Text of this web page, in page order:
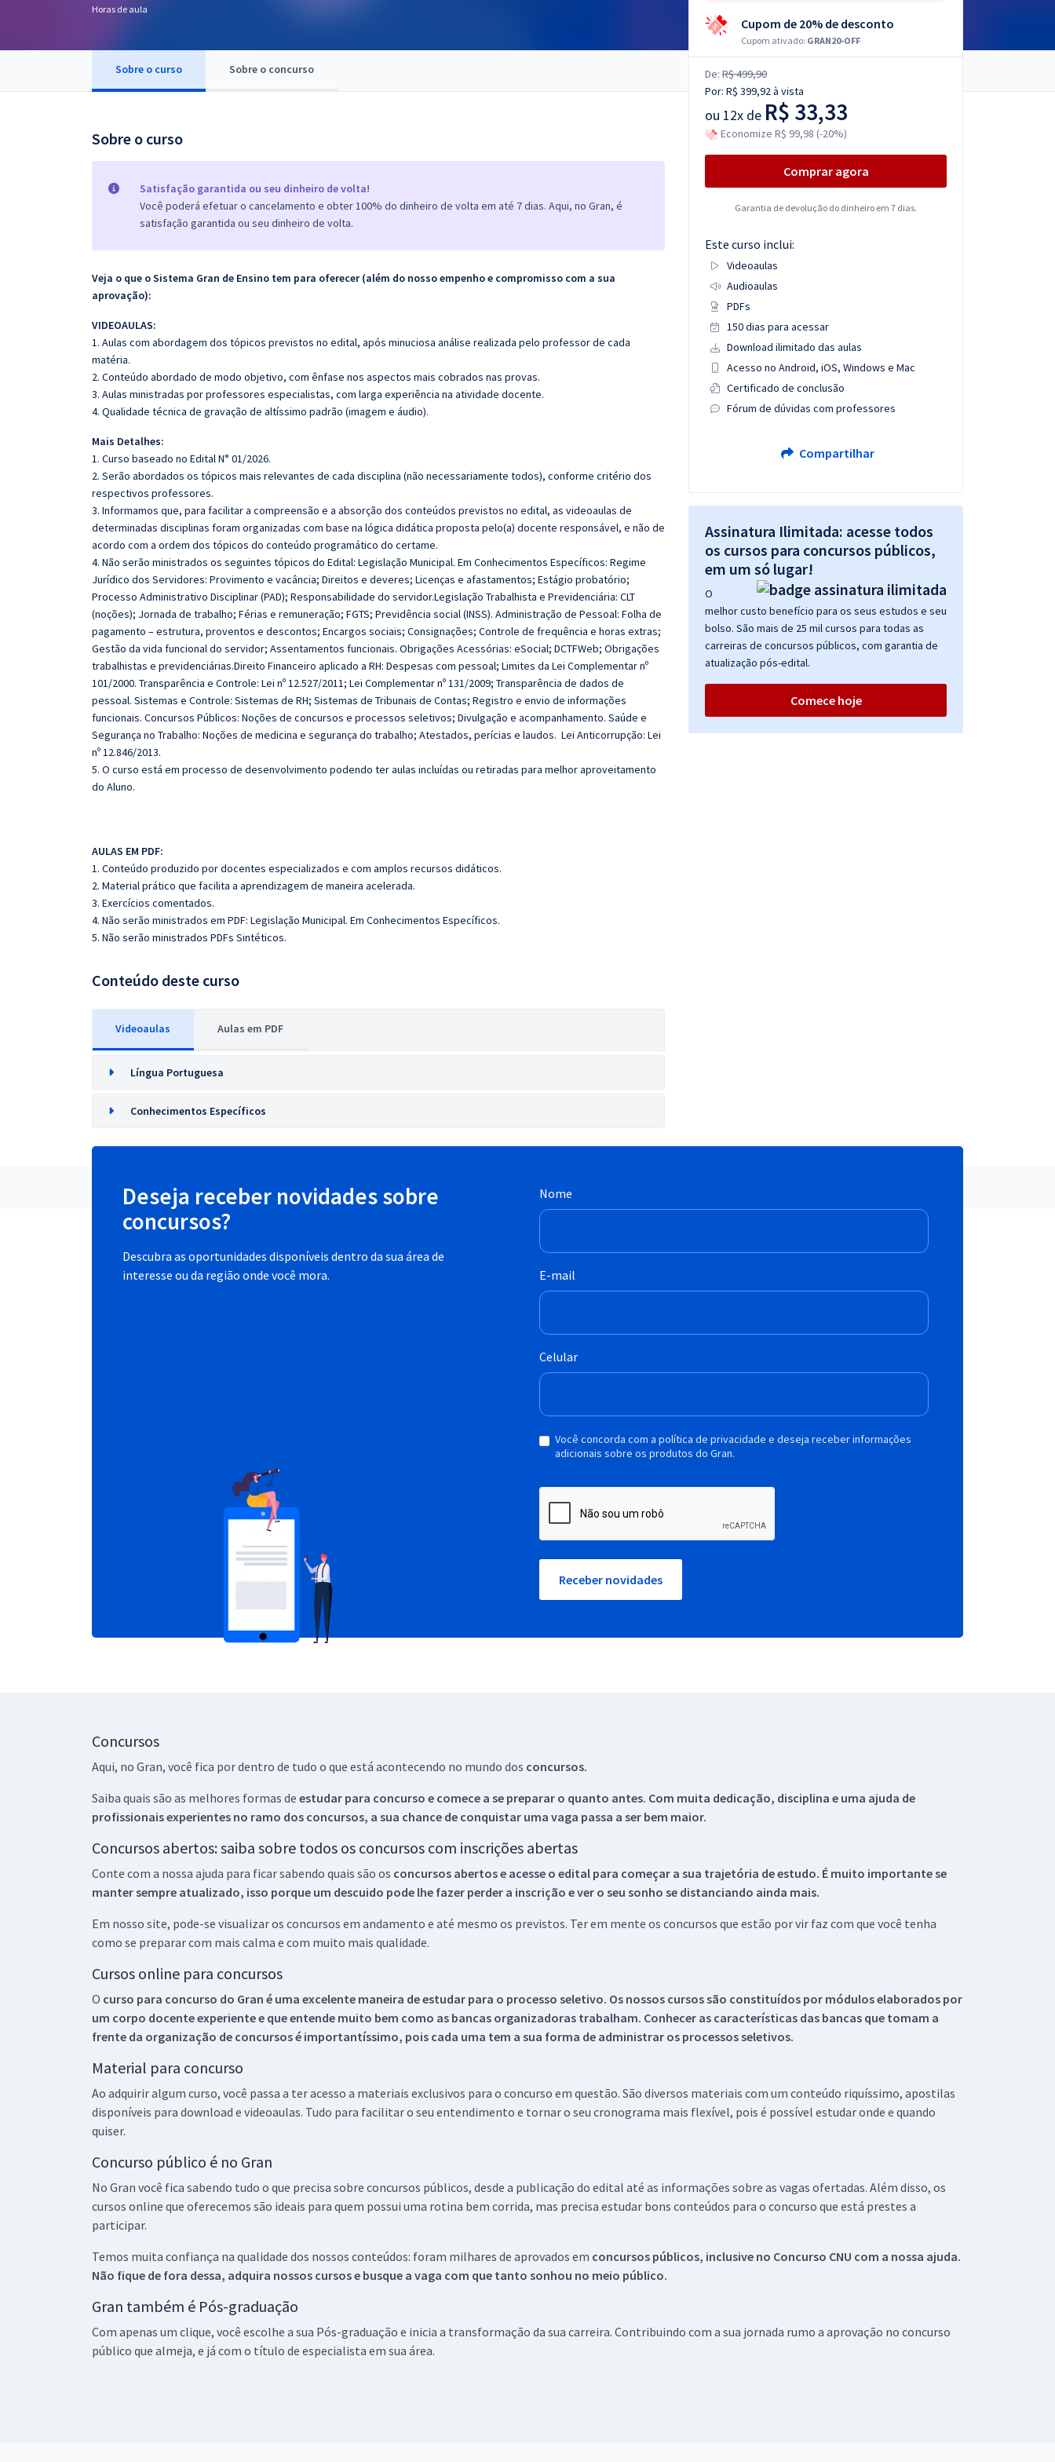
OAB
Questões grátis
Conteúdo gratuito
Horas de aula
Sobre o curso Sobre o concurso
Sobre o curso
Satisfação garantida ou seu dinheiro de volta!
Você poderá efetuar o cancelamento e obter 100% do dinheiro de volta em até 7 dias. Aqui, no Gran, é
satisfação garantida ou seu dinheiro de volta.
Veja o que o Sistema Gran de Ensino tem para oferecer (além do nosso empenho e compromisso com a sua
aprovação):
VIDEOAULAS:
1. Aulas com abordagem dos tópicos previstos no edital, após minuciosa análise realizada pelo professor de cada
matéria.
2. Conteúdo abordado de modo objetivo, com ênfase nos aspectos mais cobrados nas provas.
3. Aulas ministradas por professores especialistas, com larga experiência na atividade docente.
4. Qualidade técnica de gravação de altíssimo padrão (imagem e áudio).
Mais Detalhes:
1. Curso baseado no Edital N° 01/2026.
2. Serão abordados os tópicos mais relevantes de cada disciplina (não necessariamente todos), conforme critério dos
respectivos professores.
3. Informamos que, para facilitar a compreensão e a absorção dos conteúdos previstos no edital, as videoaulas de
determinadas disciplinas foram organizadas com base na lógica didática proposta pelo(a) docente responsável, e não de
acordo com a ordem dos tópicos do conteúdo programático do certame.
4. Não serão ministrados os seguintes tópicos do Edital: Legislação Municipal. Em Conhecimentos Específicos: Regime
Jurídico dos Servidores: Provimento e vacância; Direitos e deveres; Licenças e afastamentos; Estágio probatório;
Processo Administrativo Disciplinar (PAD); Responsabilidade do servidor.Legislação Trabalhista e Previdenciária: CLT
(noções); Jornada de trabalho; Férias e remuneração; FGTS; Previdência social (INSS). Administração de Pessoal: Folha de
pagamento – estrutura, proventos e descontos; Encargos sociais; Consignações; Controle de frequência e horas extras;
Gestão da vida funcional do servidor; Assentamentos funcionais. Obrigações Acessórias: eSocial; DCTFWeb; Obrigações
trabalhistas e previdenciárias.Direito Financeiro aplicado a RH: Despesas com pessoal; Limites da Lei Complementar nº
101/2000. Transparência e Controle: Lei nº 12.527/2011; Lei Complementar nº 131/2009; Transparência de dados de
pessoal. Sistemas e Controle: Sistemas de RH; Sistemas de Tribunais de Contas; Registro e envio de informações
funcionais. Concursos Públicos: Noções de concursos e processos seletivos; Divulgação e acompanhamento. Saúde e
Segurança no Trabalho: Noções de medicina e segurança do trabalho; Atestados, perícias e laudos. Lei Anticorrupção: Lei
nº 12.846/2013.
5. O curso está em processo de desenvolvimento podendo ter aulas incluídas ou retiradas para melhor aproveitamento
do Aluno.
AULAS EM PDF:
1. Conteúdo produzido por docentes especializados e com amplos recursos didáticos.
2. Material prático que facilita a aprendizagem de maneira acelerada.
3. Exercícios comentados.
4. Não serão ministrados em PDF: Legislação Municipal. Em Conhecimentos Específicos.
5. Não serão ministrados PDFs Sintéticos.
Conteúdo deste curso
Videoaulas Aulas em PDF
Língua Portuguesa
Conhecimentos Específicos
Cupom de 20% de desconto
Cupom ativado: GRAN20-OFF
De: R$ 499,90
Por: R$ 399,92à vista
ou 12x de R$ 33,33
Economize R$ 99,98 (-20%)
Comprar agora
Garantia de devolução do dinheiro em 7 dias.
Este curso inclui:
Videoaulas
Audioaulas
PDFs
150 dias para acessar
Download ilimitado das aulas
Acesso no Android, iOS, Windows e Mac
Certificado de conclusão
Fórum de dúvidas com professores
Compartilhar
Assinatura Ilimitada: acesse todos
os cursos para concursos públicos,
em um só lugar!
O
melhor custo benefício para os seus estudos e seu
bolso. São mais de 25 mil cursos para todas as
carreiras de concursos públicos, com garantia de
atualização pós-edital.
Comece hoje
Deseja receber novidades sobre
concursos?
Descubra as oportunidades disponíveis dentro da sua área de
interesse ou da região onde você mora.
Nome
E-mail
Celular
Você concorda com a política de privacidade e deseja receber informações
adicionais sobre os produtos do Gran.
Receber novidades
Concursos
Aqui, no Gran, você fica por dentro de tudo o que está acontecendo no mundo dos concursos.
Saiba quais são as melhores formas de estudar para concurso e comece a se preparar o quanto antes. Com muita dedicação, disciplina e uma ajuda de
profissionais experientes no ramo dos concursos, a sua chance de conquistar uma vaga passa a ser bem maior.
Concursos abertos: saiba sobre todos os concursos com inscrições abertas
Conte com a nossa ajuda para ficar sabendo quais são os concursos abertos e acesse o edital para começar a sua trajetória de estudo. É muito importante se
manter sempre atualizado, isso porque um descuido pode lhe fazer perder a inscrição e ver o seu sonho se distanciando ainda mais.
Em nosso site, pode-se visualizar os concursos em andamento e até mesmo os previstos. Ter em mente os concursos que estão por vir faz com que você tenha
como se preparar com mais calma e com muito mais qualidade.
Cursos online para concursos
O curso para concurso do Gran é uma excelente maneira de estudar para o processo seletivo. Os nossos cursos são constituídos por módulos elaborados por
um corpo docente experiente e que entende muito bem como as bancas organizadoras trabalham. Conhecer as características das bancas que tomam a
frente da organização de concursos é importantíssimo, pois cada uma tem a sua forma de administrar os processos seletivos.
Material para concurso
Ao adquirir algum curso, você passa a ter acesso a materiais exclusivos para o concurso em questão. São diversos materiais com um conteúdo riquíssimo, apostilas
disponíveis para download e videoaulas. Tudo para facilitar o seu entendimento e tornar o seu cronograma mais flexível, pois é possível estudar onde e quando
quiser.
Concurso público é no Gran
No Gran você fica sabendo tudo o que precisa sobre concursos públicos, desde a publicação do edital até as informações sobre as vagas ofertadas. Além disso, os
cursos online que oferecemos são ideais para quem possui uma rotina bem corrida, mas precisa estudar bons conteúdos para o concurso que está prestes a
participar.
Temos muita confiança na qualidade dos nossos conteúdos: foram milhares de aprovados em concursos públicos, inclusive no Concurso CNU com a nossa ajuda.
Não fique de fora dessa, adquira nossos cursos e busque a vaga com que tanto sonhou no meio público.
Gran também é Pós-graduação
Com apenas um clique, você escolhe a sua Pós-graduação e inicia a transformação da sua carreira. Contribuindo com a sua jornada rumo a aprovação no concurso
público que almeja, e já com o título de especialista em sua área.